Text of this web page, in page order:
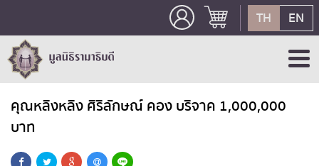
TH EN
คุณหลิงหลิง ศิริลักษณ์ คอง บริจาค 1,000,000
บาท